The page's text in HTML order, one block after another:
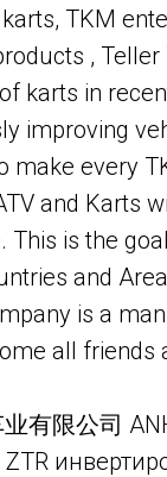
TKM
,
karts in
improving
make every
and Karts
This is the
and
is a
all friends
有限公司
ZTR